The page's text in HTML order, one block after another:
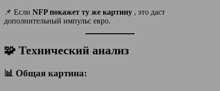
📌 Если NFP покажет ту же картину , это даст
дополнительный импульс евро.
🧩 Технический анализ
📊 Общая картина: